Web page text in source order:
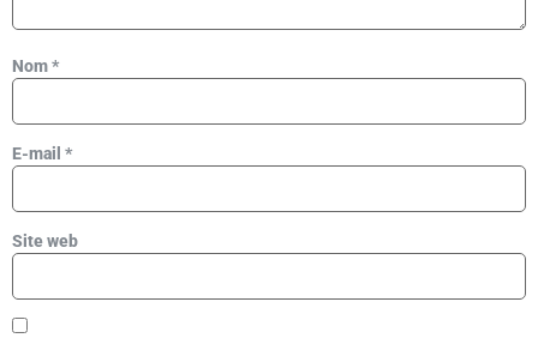
Nom*
E-mail *
Site web